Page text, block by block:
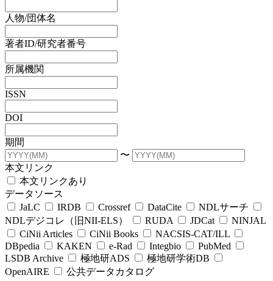
人物/団体名
著者ID/研究者番号
所属機関
ISSN
DOI
期間
〜
本文リンク
本文リンクあり
データソース
JaLC
IRDB Crossref DataCite
NDLサーチ
NDLデジコレ（旧NII-ELS）
RUDA JDCat
NINJAL
CiNii Articles
CiNii Books
NACSIS-CAT/ILL
DBpedia
KAKEN e-Rad Integbio
PubMed
LSDB Archive
極地研ADS
極地研学術DB
OpenAIRE
公共データカタログ